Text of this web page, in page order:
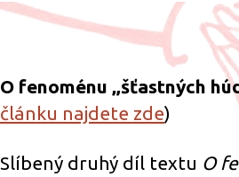
O fenoménu „šťastných
článku najdete zde)
Slíbený druhý díl textu O